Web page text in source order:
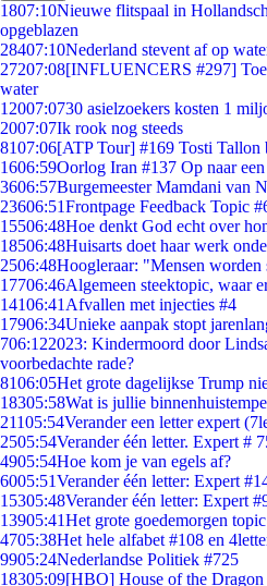
1807:10Nieuwe flitspaal in
opgeblazen
28407:10Nederland stevent af op
27207:08[INFLUENCERS #297]
water
12007:0730 asielzoekers kosten 1
2007:07Ik rook nog steeds
8107:06[ATP Tour] #169 Tosti Tallon
1606:59Oorlog Iran #137 Op naar
3606:57Burgemeester Mamdani van
23606:51Frontpage Feedback Topic
15506:48Hoe denkt God echt over
18506:48Huisarts doet haar werk
2506:48Hoogleraar: "Mensen worden
17706:46Algemeen steektopic, waar
14106:41 Afvallen met injecties #4
17906:34Unieke aanpak stopt
706:122023: Kindermoord door
voorbedachte rade?
8106:05Het grote dagelijkse Trump
18305:58Wat is jullie
21105:54Verander een letter expert
2505:54Verander één letter. Expert #
4905:54Hoe kom je van egels af?
6005:51Verander één letter: Expert
15305:48Verander één letter: Expert
13905:41Het grote goedemorgen
4705:38Het hele alfabet #108 en
9905:24Nederlandse Politiek #725
18305:09[HBO] House of the